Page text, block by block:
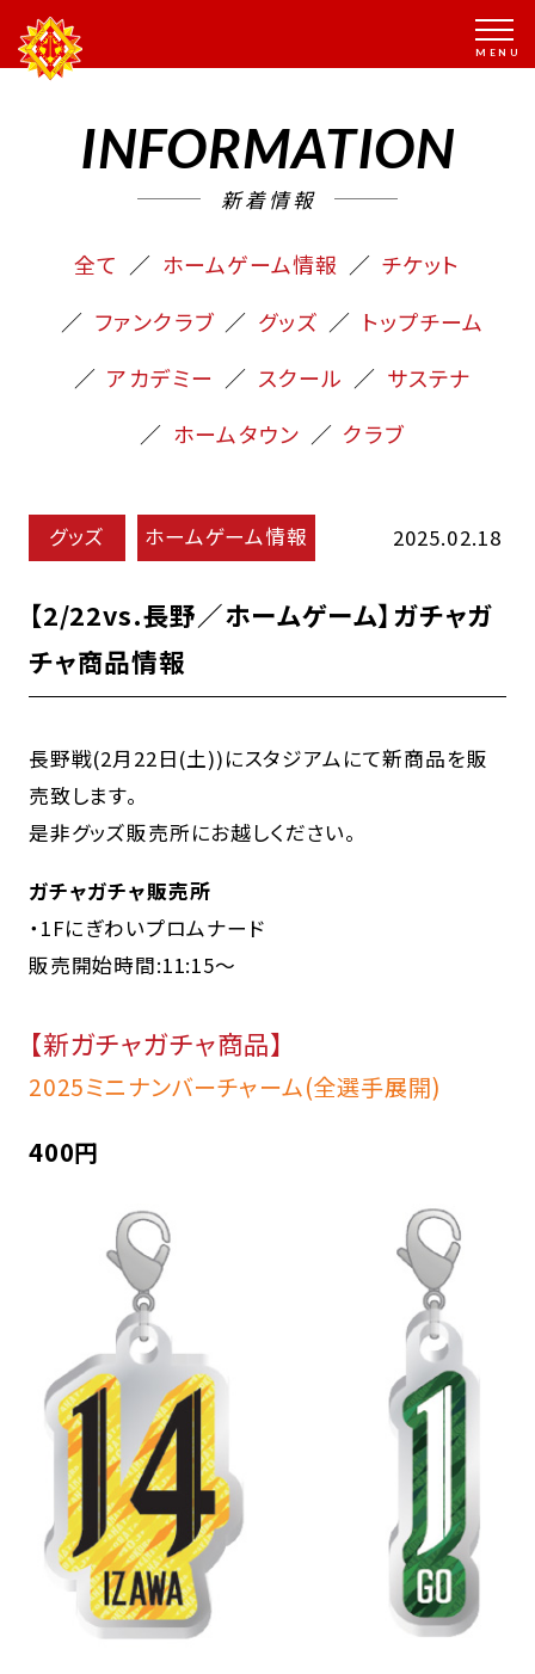
INFORMATION
新着情報
全て ホームゲーム情報
チケット
ファンクラブ
グッズ
トップチーム
アカデミー
スクール
サステナ
ホームタウン
クラブ
グッズ ホームゲーム情報 2025.02.18
【2/22vs.長野／ホームゲーム】ガチャガ
チャ商品情報
長野戦(2月22日(土))にスタジアムにて新商品を販
売致します。
是非グッズ販売所にお越しください。
ガチャガチャ販売所
・1Fにぎわいプロムナード
販売開始時間:11:15～
【新ガチャガチャ商品】
2025ミニナンバーチャーム(全選手展開)
400円